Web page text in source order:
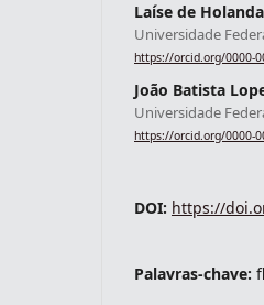
Laíse de
Universidade
https://orcid.org/0000-
João Batista
Universidade
https://orcid.org/0000-
DOI: https://
Palavras-chave: